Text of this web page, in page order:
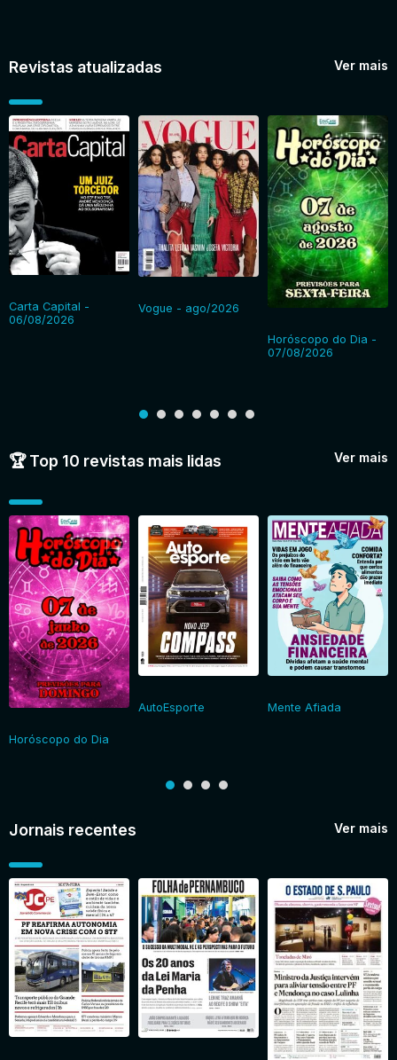
Revistas atualizadas Ver mais
Carta Capital -
06/08/2026
Vogue - ago/2026
Horóscopo do Dia -
07/08/2026
🏆 Top 10 revistas mais lidas Ver mais
Horóscopo do Dia
AutoEsporte Mente Afiada
Jornais recentes Ver mais